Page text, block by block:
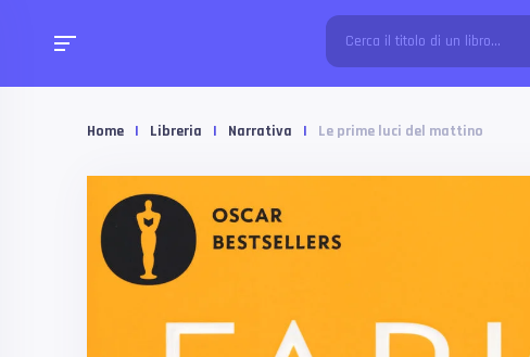
Home | Libreria | Narrativa | Le prime luci del mattino